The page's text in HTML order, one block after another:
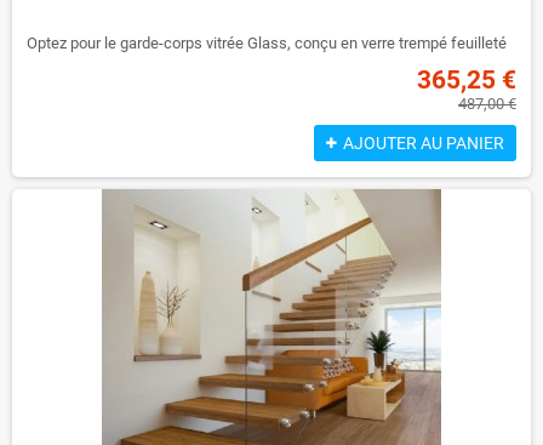
Optez pour le garde-corps vitrée Glass, conçu en verre trempé feuilleté
pour plus sécurité. Consultez notre gamme complète de balustrades
Une excellente gamme de balustrades en verre clair, teinté et satiné.
Chez Clotureverre.fr, nous proposons une large sélection de verre
trempé, de verre feuilleté et de balustrades en verre feuilleté trempé.
Notre verre certifié de haute qualité et d'origine responsable est
disponible dans n'importe quelle forme ou dimension, ce qui en fait un
produit idéal pour les projets sur mesure. Cet ajout moderne aux
bâtiments résidentiels ou commerciaux permet d'apporter de la lumière
et de l'espace à une cage d'escalier ou à un palier. Le verre des garde-
corps n'est pas seulement sûr et pratique, il est aussi très esthétique !
Prix au mètre linéaire tout compris !
Pack vitrage + garde-corps + découpe sur-mesure à volonté incluse
Qualité haut de gamme
365,25 €
487,00 €
AJOUTER AU PANIER